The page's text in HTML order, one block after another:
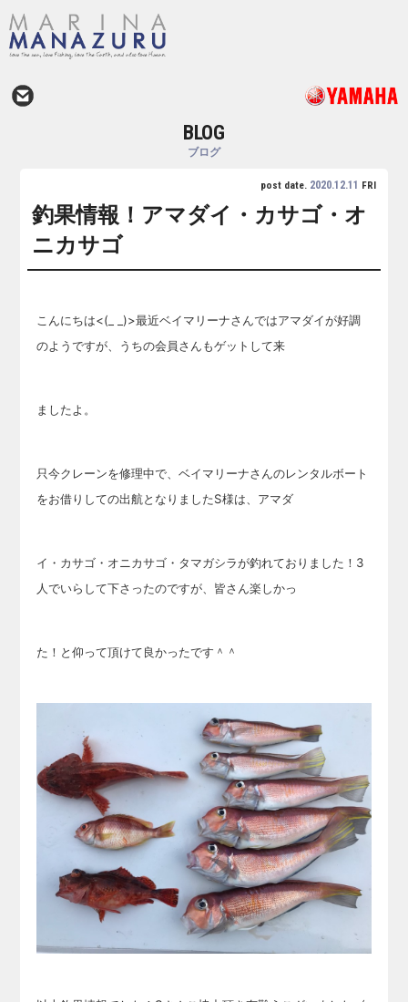
BLOG
ブログ
post date. 2020.12.11 FRI
釣果情報！アマダイ・カサゴ・オ
ニカサゴ
こんにちは<(_ _)>最近ベイマリーナさんではアマダイが好調
のようですが、うちの会員さんもゲットして来
ましたよ。
只今クレーンを修理中で、ベイマリーナさんのレンタルボート
をお借りしての出航となりましたS様は、アマダ
イ・ カサゴ・オニカサゴ・タマガシラが釣れておりました！3
人でいらして下さったのですが、皆さん楽しかっ
た！と仰って頂けて良かったです＾＾